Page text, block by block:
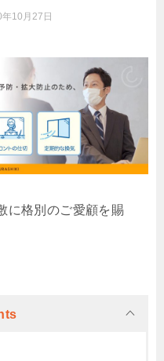
10月27日
に格別のご愛顧を賜